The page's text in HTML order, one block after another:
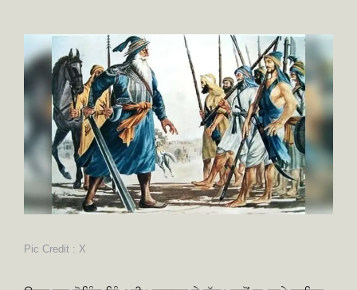
Pic Credit : X